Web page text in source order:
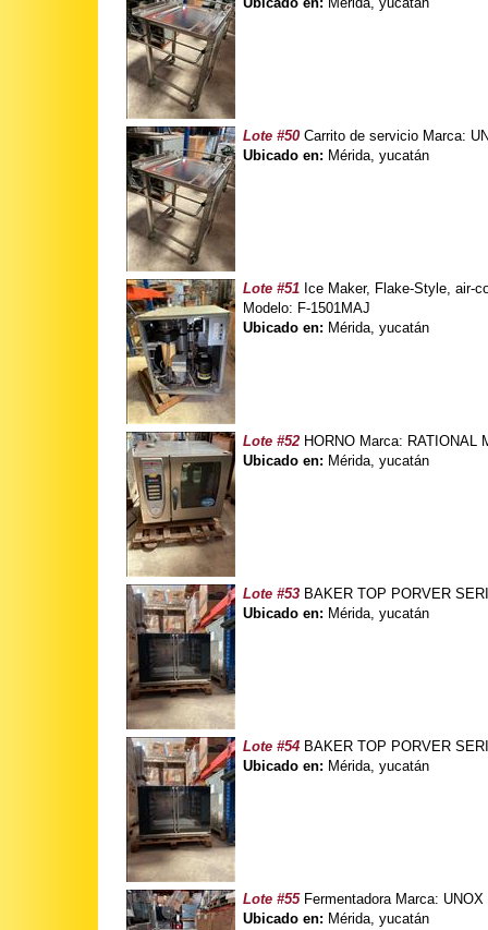
Lote #50 Carrito de servicio Marca:
Ubicado en: Mérida, yucatán
Lote #51 Ice Maker, Flake-Style, air-
Modelo: F-1501MAJ
Ubicado en: Mérida, yucatán
Lote #52 HORNO Marca: RATIONAL
Ubicado en: Mérida, yucatán
Lote #53 BAKER TOP PORVER
Ubicado en: Mérida, yucatán
Lote #54 BAKER TOP PORVER
Ubicado en: Mérida, yucatán
Lote #55Fermentadora Marca: UNOX
Ubicado en: Mérida, yucatán